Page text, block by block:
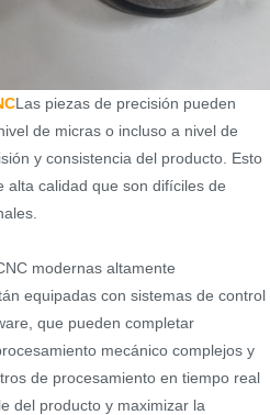
Las piezas de precisión pueden
de micras o incluso a nivel de
y consistencia del producto. Esto
alta calidad que son difíciles de
modernas altamente
equipadas con sistemas de control
que pueden completar
mecánico complejos y
de procesamiento en tiempo real
del producto y maximizar la